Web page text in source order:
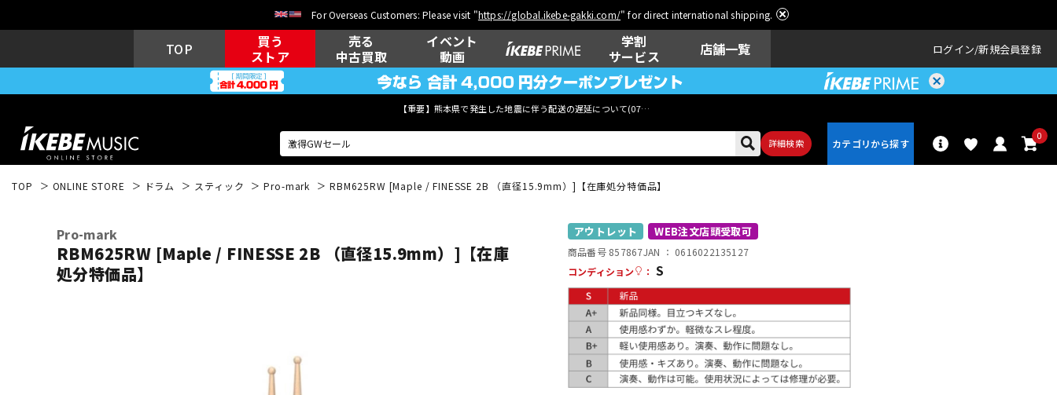
For Overseas Customers: Please visit "https://global.ikebe-gakki.com/" for direct international shipping.
TOP
買う
ストア
売る
中古買取
イベント
動画
学割
サービス
店舗一覧 ログイン 新規会員登録
【重要】熊本県で発生した地震に伴う配送の遅延について(07月29日
詳細検索
0
ウクレレ ドラム
その他楽器
DTM レコーディン
グ機器
配信/ライブ
機器
TOP ONLINE STORE ドラム スティック Pro-mark RBM625RW [Maple / FINESSE 2B （直径15.9mm）]【在庫処分特価品】
Pro-mark
RBM625RW [Maple / FINESSE 2B （直径15.9mm）]【在庫
処分特価品】
アウトレット WEB注文店頭受取可
商品番号 857867JAN ： 0616022135127
コンディション
： S